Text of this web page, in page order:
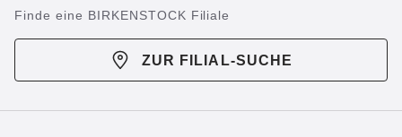
Finde eine BIRKENSTOCK Filiale
ZUR FILIAL-SUCHE